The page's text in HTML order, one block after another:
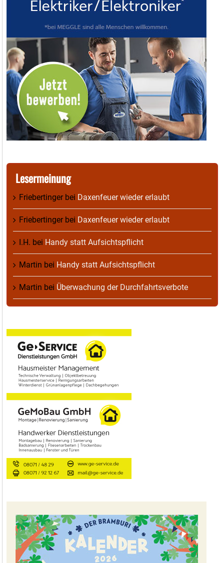
Lesermeinung
Friebertingerbei Daxenfeuer wieder erlaubt
Friebertingerbei Daxenfeuer wieder erlaubt
I.H. bei Handy statt Aufsichtspflicht
Martin bei Handy statt Aufsichtspflicht
Martin bei Überwachung der Durchfahrtsverbote